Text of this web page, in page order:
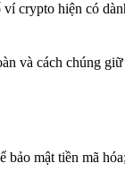
crypto hiện có
và cách chúng
mật tiền mã